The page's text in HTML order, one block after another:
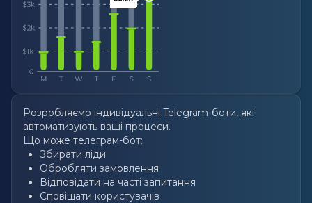
Розробляємо індивідуальні Telegram-боти, які
автоматизують ваші процеси.
Що може телеграм-бот:
Збирати ліди
Обробляти замовлення
Відповідати на часті запитання
Сповіщати користувачів